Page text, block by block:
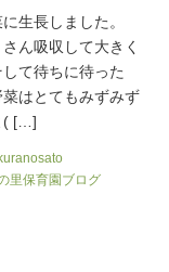
生長しました。
ん吸収して大きく
て待ちに待った
菜はとてもみずみず
( […]
里保育園ブログ